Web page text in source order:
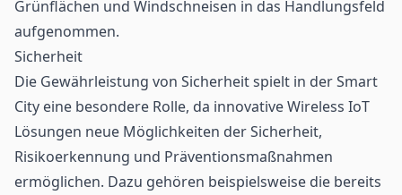
Grünflächen und Windschneisen in das Handlungsfeld
aufgenommen.
Sicherheit
Die Gewährleistung von Sicherheit spielt in der Smart
City eine besondere Rolle, da innovative Wireless IoT
Lösungen neue Möglichkeiten der Sicherheit,
Risikoerkennung und Präventionsmaßnahmen
ermöglichen. Dazu gehören beispielsweise die bereits